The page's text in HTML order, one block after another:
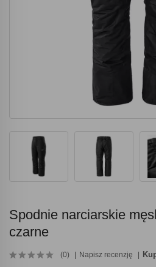
Spodnie narciarskie
czarne
(0) Napisz recenzję